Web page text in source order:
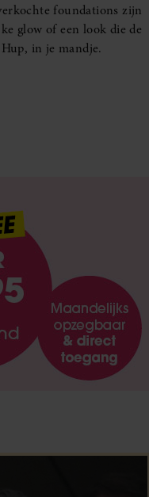
foundations zijn
glow of een look die de
in je mandje.